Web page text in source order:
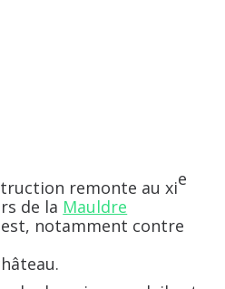
remonte auxie
de la Mauldre
notamment contre